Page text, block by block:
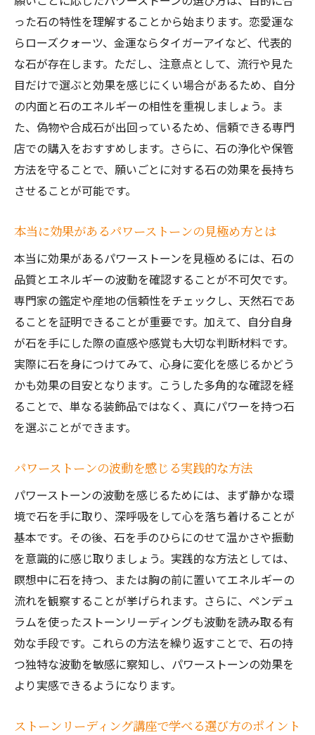
ント
パワーストーンリーディングで願いを明確
化
願いに応じたパワーストーンのお手入れ方
法
体験談から学ぶパワーストーン活用術の実
際
この一歩でパワーストーンの力を実感しよう
パワーストーンの効果を実感するための最
毎日の暮らしにパワーストーンを取り入れ
る方法
パワーストーンの答えを見つけるための心
構え
自分に合ったパワーストーンで心身を整え
るコツ
継続的なパワーストーンの活用で得られる
変化
パワーストーンと共に歩む新しい自分への
った石の特性を理解することから始まります。恋愛運な
らローズクォーツ、金運ならタイガーアイなど、代表的
な石が存在します。ただし、注意点として、流行や見た
目だけで選ぶと効果を感じにくい場合があるため、自分
の内面と石のエネルギーの相性を重視しましょう。ま
た、偽物や合成石が出回っているため、信頼できる専門
店での購入をおすすめします。さらに、石の浄化や保管
方法を守ることで、願いごとに対する石の効果を長持ち
させることが可能です。
本当に効果があるパワーストーンの見極め方とは
本当に効果があるパワーストーンを見極めるには、石の
品質とエネルギーの波動を確認することが不可欠です。
専門家の鑑定や産地の信頼性をチェックし、天然石であ
ることを証明できることが重要です。加えて、自分自身
が石を手にした際の直感や感覚も大切な判断材料です。
実際に石を身につけてみて、心身に変化を感じるかどう
かも効果の目安となります。こうした多角的な確認を経
ることで、単なる装飾品ではなく、真にパワーを持つ石
を選ぶことができます。
パワーストーンの波動を感じる実践的な方法
パワーストーンの波動を感じるためには、まず静かな環
境で石を手に取り、深呼吸をして心を落ち着けることが
基本です。その後、石を手のひらにのせて温かさや振動
を意識的に感じ取りましょう。実践的な方法としては、
瞑想中に石を持つ、または胸の前に置いてエネルギーの
流れを観察することが挙げられます。さらに、ペンデュ
ラムを使ったストーンリーディングも波動を読み取る有
効な手段です。これらの方法を繰り返すことで、石の持
つ独特な波動を敏感に察知し、パワーストーンの効果を
より実感できるようになります。
ストーンリーディング講座で学べる選び方のポイント